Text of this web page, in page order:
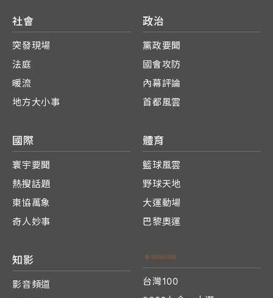
社會
突發現場
法庭
暖流
地方大小事
政治
黨政要聞
國會攻防
內幕評論
首都風雲
國際
寰宇要聞
熱搜話題
東協萬象
奇人妙事
體育
籃球風雲
野球天地
大運動場
巴黎奧運
知影
影音頻道
台灣100